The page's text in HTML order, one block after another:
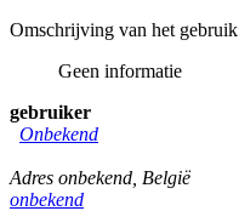
Omschrijving van het gebruik
Geen informatie
gebruiker
Onbekend
Adres onbekend België
onbekend